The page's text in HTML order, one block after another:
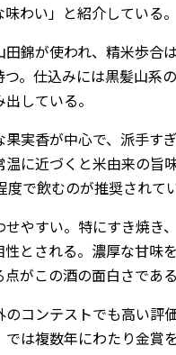
わい」と紹介している。
錦が使われ、精米歩合
。仕込みには黒髪山系
している。
実香が中心で、派手す
に近づくと米由来の旨
で飲むのが推奨されてい
やすい。特にすき焼き
とされる。濃厚な甘味
がこの酒の面白さである
コンテストでも高い評
は複数年にわたり金賞